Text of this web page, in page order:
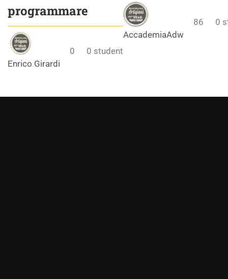
programmare
Enrico Girardi
0 0 student
AccademiaAdw
86 0